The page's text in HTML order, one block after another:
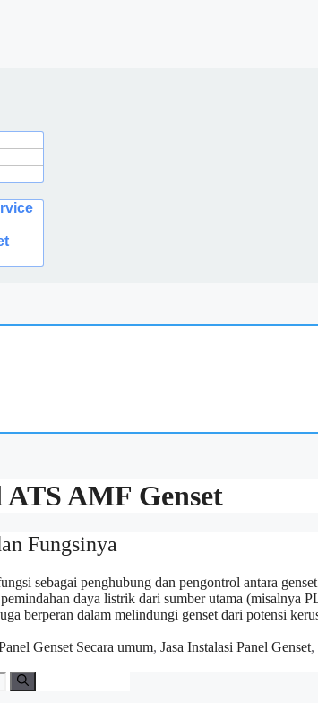
AMF Genset
Fungsinya
sebagai penghubung dan pengontrol antara
daya listrik dari sumber utama (misalnya
berperan dalam melindungi genset dari potensi
Genset Secara umum, Jasa Instalasi Panel Genset,